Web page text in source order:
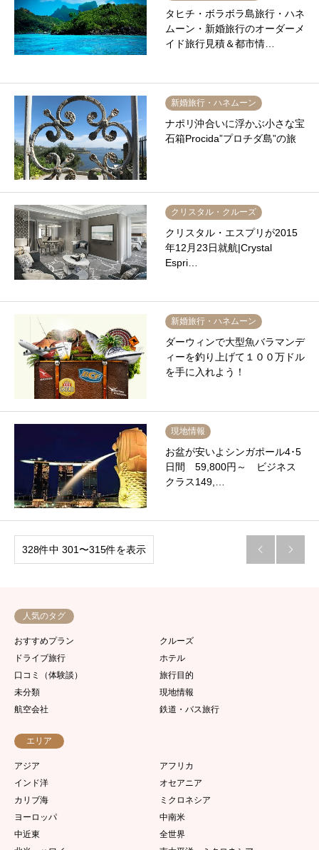
タヒチ・ボラボラ島旅行・ハネ
ムーン・新婚旅行のオーダーメ
イド旅行見積＆都市情…
新婚旅行・ハネムーン
ナポリ沖合いに浮かぶ小さな宝
石箱Procida”プロチダ島”の旅
クリスタル・クルーズ
クリスタル・エスプリが2015
年12月23日就航|Crystal
Espri…
新婚旅行・ハネムーン
ダーウィンで大型魚バラマンデ
ィーを釣り上げて１００万ドル
を手に入れよう！
現地情報
お盆が安いよシンガポール4･5
日間 59,800円～ ビジネス
クラス149,…
328件中 301〜315件を表示  
人気のタグ
おすすめプラン
クルーズ
ドライブ旅行
ホテル
口コミ（体験談）
旅行目的
未分類
現地情報
航空会社
鉄道・バス旅行
エリア
アジア
アフリカ
インド洋
オセアニア
カリブ海
ミクロネシア
ヨーロッパ
中南米
中近東
全世界